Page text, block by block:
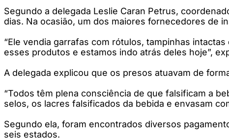
Segundo a delegada Leslie Caran Petrus,
dias. Na ocasião, um dos maiores fornecedores de
“Ele vendia garrafas com rótulos, tampinhas
esses produtos e estamos indo atrás deles hoje”,
A delegada explicou que os presos atuavam de
“Todos têm plena consciência de que falsificam a
selos, os lacres falsificados da bebida e envasam
Segundo ela, foram encontrados diversos
seis estados.